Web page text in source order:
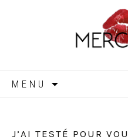
MENU
J’AI TESTÉ POUR